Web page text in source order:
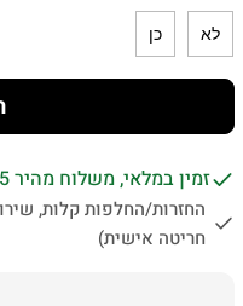
לא כן
זמין במלאי, משלוח מהיר 1-5 ימי עסקים לכל הארץ.
החזרות/החלפות קלות,
חריטה אישית)